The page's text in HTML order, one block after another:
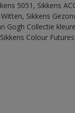
5051, Sikkens
Sikkens
Gogh Collectie
Colour